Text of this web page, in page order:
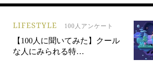
LIFESTYLE 100人アンケート
【100人に聞いてみた】クール
な人にみられる特…